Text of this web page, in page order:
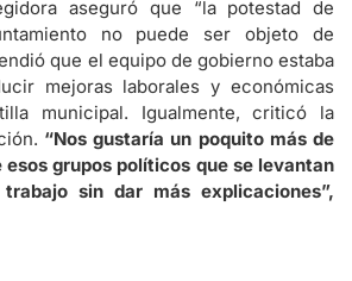
aseguró que “la potestad de
no puede ser objeto de
que el equipo de gobierno estaba
mejoras laborales y económicas
municipal. Igualmente, criticó la
“Nos gustaría un poquito más de
grupos políticos que se levantan
sin dar más explicaciones”,